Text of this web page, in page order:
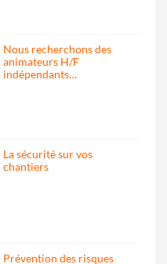
Nous recherchons des
animateurs H/F
indépendants…
La sécurité sur vos
chantiers
Prévention des risques